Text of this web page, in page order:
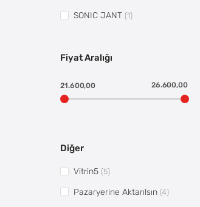
SONIC JANT (1)
Fiyat Aralığı
21.600,00 26.600,00
Diğer
Vitrin5 (5)
Pazaryerine Aktarılsın (4)